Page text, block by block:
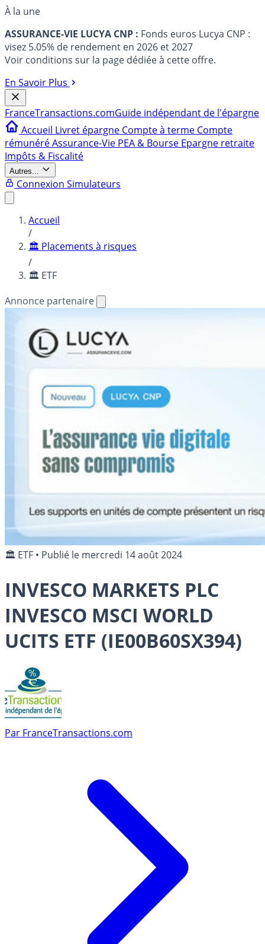
À la une
ASSURANCE-VIE LUCYA CNP : Fonds euros Lucya CNP :
visez 5.05% de rendement en 2026 et 2027
Voir conditions sur la page dédiée à cette offre.
En Savoir Plus
FranceTransactions.comGuide indépendant de l'épargne
Accueil Livret épargne Compte à terme Compte
rémunéréAssurance-Vie PEA & Bourse Epargne retraite
Impôts & Fiscalité
Autres...
Connexion Simulateurs
Accueil
/
🏛️ Placements à risques
/
🏛️ ETF
Annonce partenaire
🏛️ ETF • Publié le mercredi 14 août 2024
INVESCO MARKETS PLC
INVESCO MSCI WORLD
UCITS ETF (IE00B60SX394)
Par FranceTransactions.com